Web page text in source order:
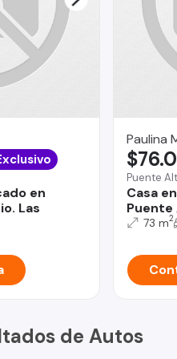
en
Las
Paulina
Puente
Casa
Puente
73 m2
de Autos